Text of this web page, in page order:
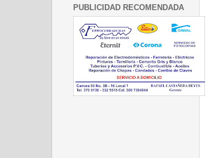
PUBLICIDAD RECOMENDADA